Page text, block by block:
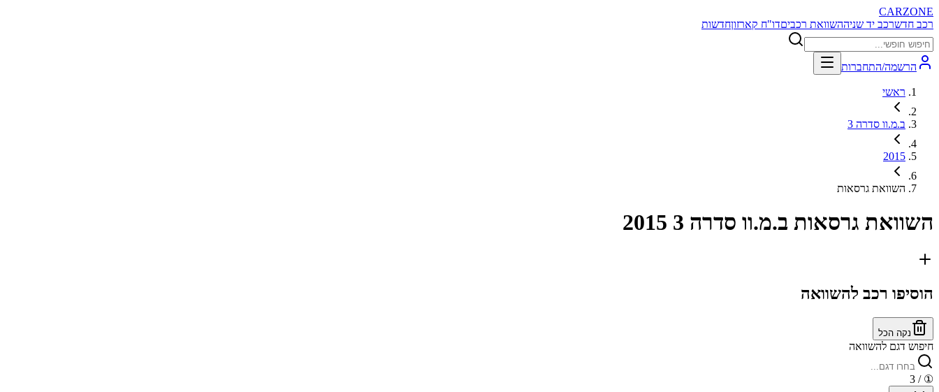
CARZONE
רכב חדשרכב יד שניההשוואת רכביםדו"ח קארזוןחדשות
הרשמה/התחברות
ראשי
ב.מ.וו סדרה 3
2015
השוואת גרסאות
השוואת גרסאות ב.מ.וו סדרה 3 2015
הוסיפו רכב להשוואה
נקה הכל
חיפוש דגם להשוואה
①
/ 3